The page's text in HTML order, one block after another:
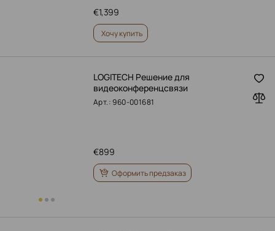
1,399
€
Хочу купить
LOGITECH Решение для
видеоконференцсвязи
Арт.: 960-001681
899
€
Оформить предзаказ